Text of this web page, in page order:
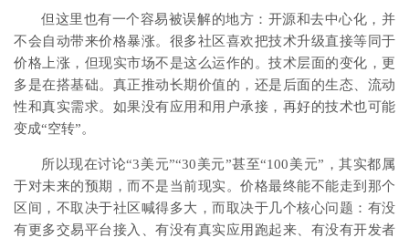
但这里也有一个容易被误解的地方：开源和去中心化，并
不会自动带来价格暴涨。很多社区喜欢把技术升级直接等同于
价格上涨，但现实市场不是这么运作的。技术层面的变化，更
多是在搭基础。真正推动长期价值的，还是后面的生态、流动
性和真实需求。如果没有应用和用户承接，再好的技术也可能
变成“空转”。
所以现在讨论“3美元”“30美元”甚至“100美元”，其实都属
于对未来的预期，而不是当前现实。价格最终能不能走到那个
区间，不取决于社区喊得多大，而取决于几个核心问题：有没
有更多交易平台接入、有没有真实应用跑起来、有没有开发者